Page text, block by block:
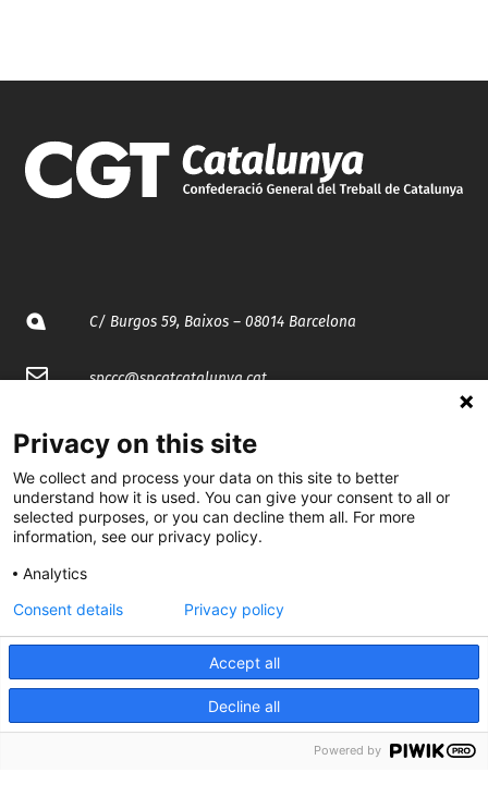
C/ Burgos 59, Baixos – 08014 Barcelona
spccc@spcgtcatalunya.cat
@CGTCatalunya
cgtcatalunya
CGTCatalunya
cgtcatalunya
Desenvolupat per
Privacy on this site
We collect and process your data on this site to better
understand how it is used. You can give your consent to all or
selected purposes, or you can decline them all. For more
information, see our privacy policy.
Analytics
Accept all
Decline all
Consent details Privacy policy
Powered by